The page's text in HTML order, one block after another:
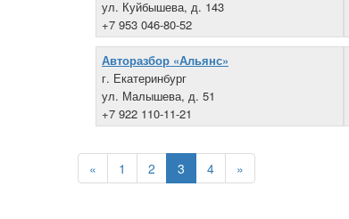
ул. Куйбышева, д. 143
+7 953 046-80-52
Авторазбор «Альянс»
г. Екатеринбург
ул. Малышева, д. 51
+7 922 110-11-21
« 1 2 3 4 »